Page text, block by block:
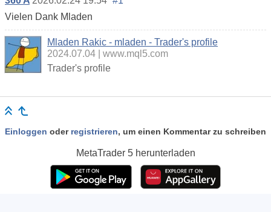
Vielen Dank Mladen
Mladen Rakic - mladen - Trader's profile
2024.07.04
www.mql5.com
Trader's profile
Einloggen oder registrieren, um einen Kommentar zu schreiben
MetaTrader 5herunterladen